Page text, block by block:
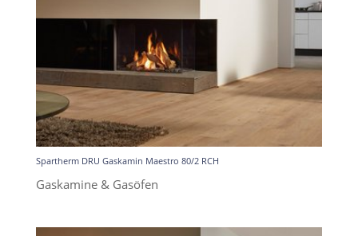
Spartherm DRU Gaskamin Maestro 80/2 RCH
Gaskamine & Gasöfen